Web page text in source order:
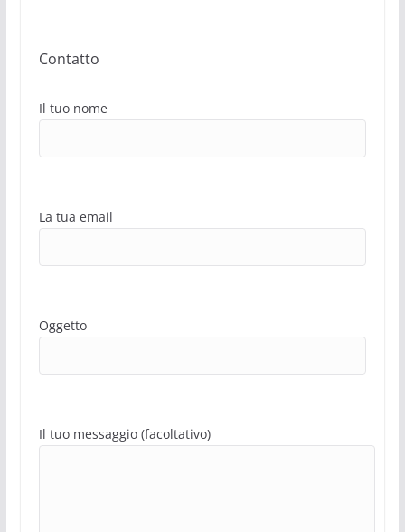
Contatto
Il tuo nome
La tua email
Oggetto
Il tuo messaggio (facoltativo)